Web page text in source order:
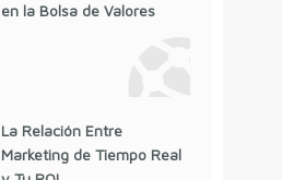
en la Bolsa de Valores
La Relación Entre
Marketing de Tiempo Real